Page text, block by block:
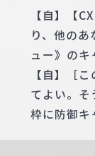
【自】【
り、他の
ュー》の
【自】［
てよい。
枠に防御キ